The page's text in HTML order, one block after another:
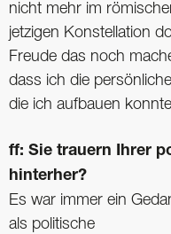
nicht mehr im
jetzigen Konstellation
Freude das noch
dass ich die
die ich aufbauen
ff: Sie trauern Ihrer
hinterher?
Es war immer ein
als politische